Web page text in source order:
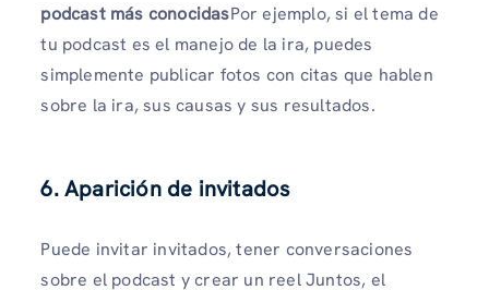
podcast más conocidasPor ejemplo, si el tema de
tu podcast es el manejo de la ira, puedes
simplemente publicar fotos con citas que hablen
sobre la ira, sus causas y sus resultados.
6. Aparición de invitados
Puede invitar invitados, tener conversaciones
sobre el podcast y crear un reel Juntos, el